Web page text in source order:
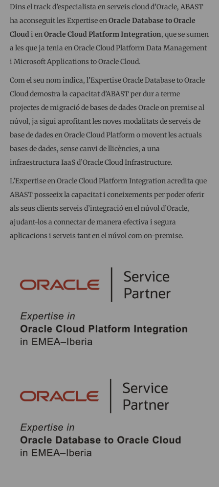
Dins el track d’especialista en serveis cloud d’Oracle, ABAST
ha aconseguit les Expertise enOracle Database to Oracle
Cloudi enOracle Cloud Platform Integration, que se sumen
a les que ja tenia en Oracle Cloud Platform Data Management
i Microsoft Applications to Oracle Cloud.
Com el seu nom indica, l’Expertise Oracle Database to Oracle
Cloud demostra la capacitat d’ABAST per dur a terme
projectes de migració de bases de dades Oracle on premise al
núvol, ja sigui aprofitant les noves modalitats de serveis de
base de dades en Oracle Cloud Platform o movent les actuals
bases de dades, sense canvi de llicències, a una
infraestructura IaaS d’Oracle Cloud Infrastructure.
L’Expertise en Oracle Cloud Platform Integration acredita que
ABAST posseeix la capacitat i coneixements per poder oferir
als seus clients serveis d’integració en el núvol d’Oracle,
ajudant-los a connectar de manera efectiva i segura
aplicacions i serveis tant en el núvol com on-premise.